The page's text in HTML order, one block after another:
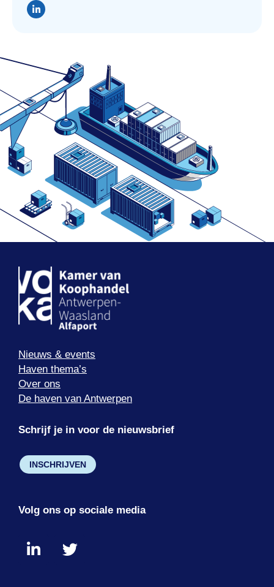
Nieuws & events
Haven thema’s
Over ons
De haven van Antwerpen
Schrijf je in voor de nieuwsbrief
INSCHRIJVEN
Volg ons op sociale media